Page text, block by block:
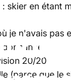
skier en étant
je n'avais pas
20/20
(parce que le